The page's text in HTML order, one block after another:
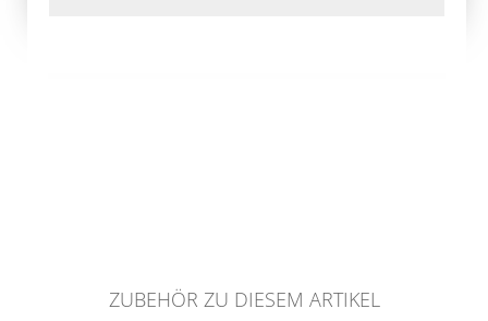
ZUBEHÖR ZU DIESEM ARTIKEL